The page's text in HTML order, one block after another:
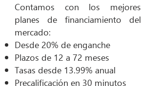
Contamos con los mejores
planes de financiamiento del
mercado:
Desde 20% de enganche
Plazos de 12 a 72 meses
Tasas desde 13.99% anual
Precalificación en 30 minutos